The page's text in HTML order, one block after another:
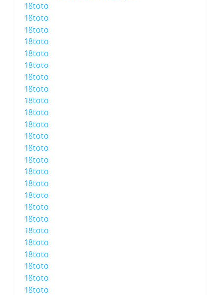
18toto
18toto
18toto
18toto
18toto
18toto
18toto
18toto
18toto
18toto
18toto
18toto
18toto
18toto
18toto
18toto
18toto
18toto
18toto
18toto
18toto
18toto
18toto
18toto
18toto